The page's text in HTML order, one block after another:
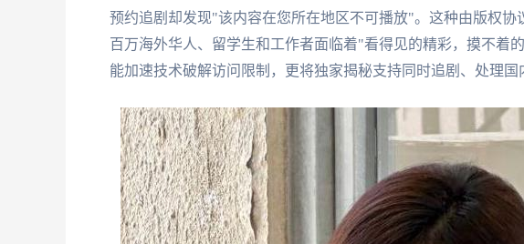
预约追剧却发现"该内容在您所在地区不可播放"。这种由版权
百万海外华人、留学生和工作者面临着"看得见的精彩，摸不着
能加速技术破解访问限制，更将独家揭秘支持同时追剧、处理国